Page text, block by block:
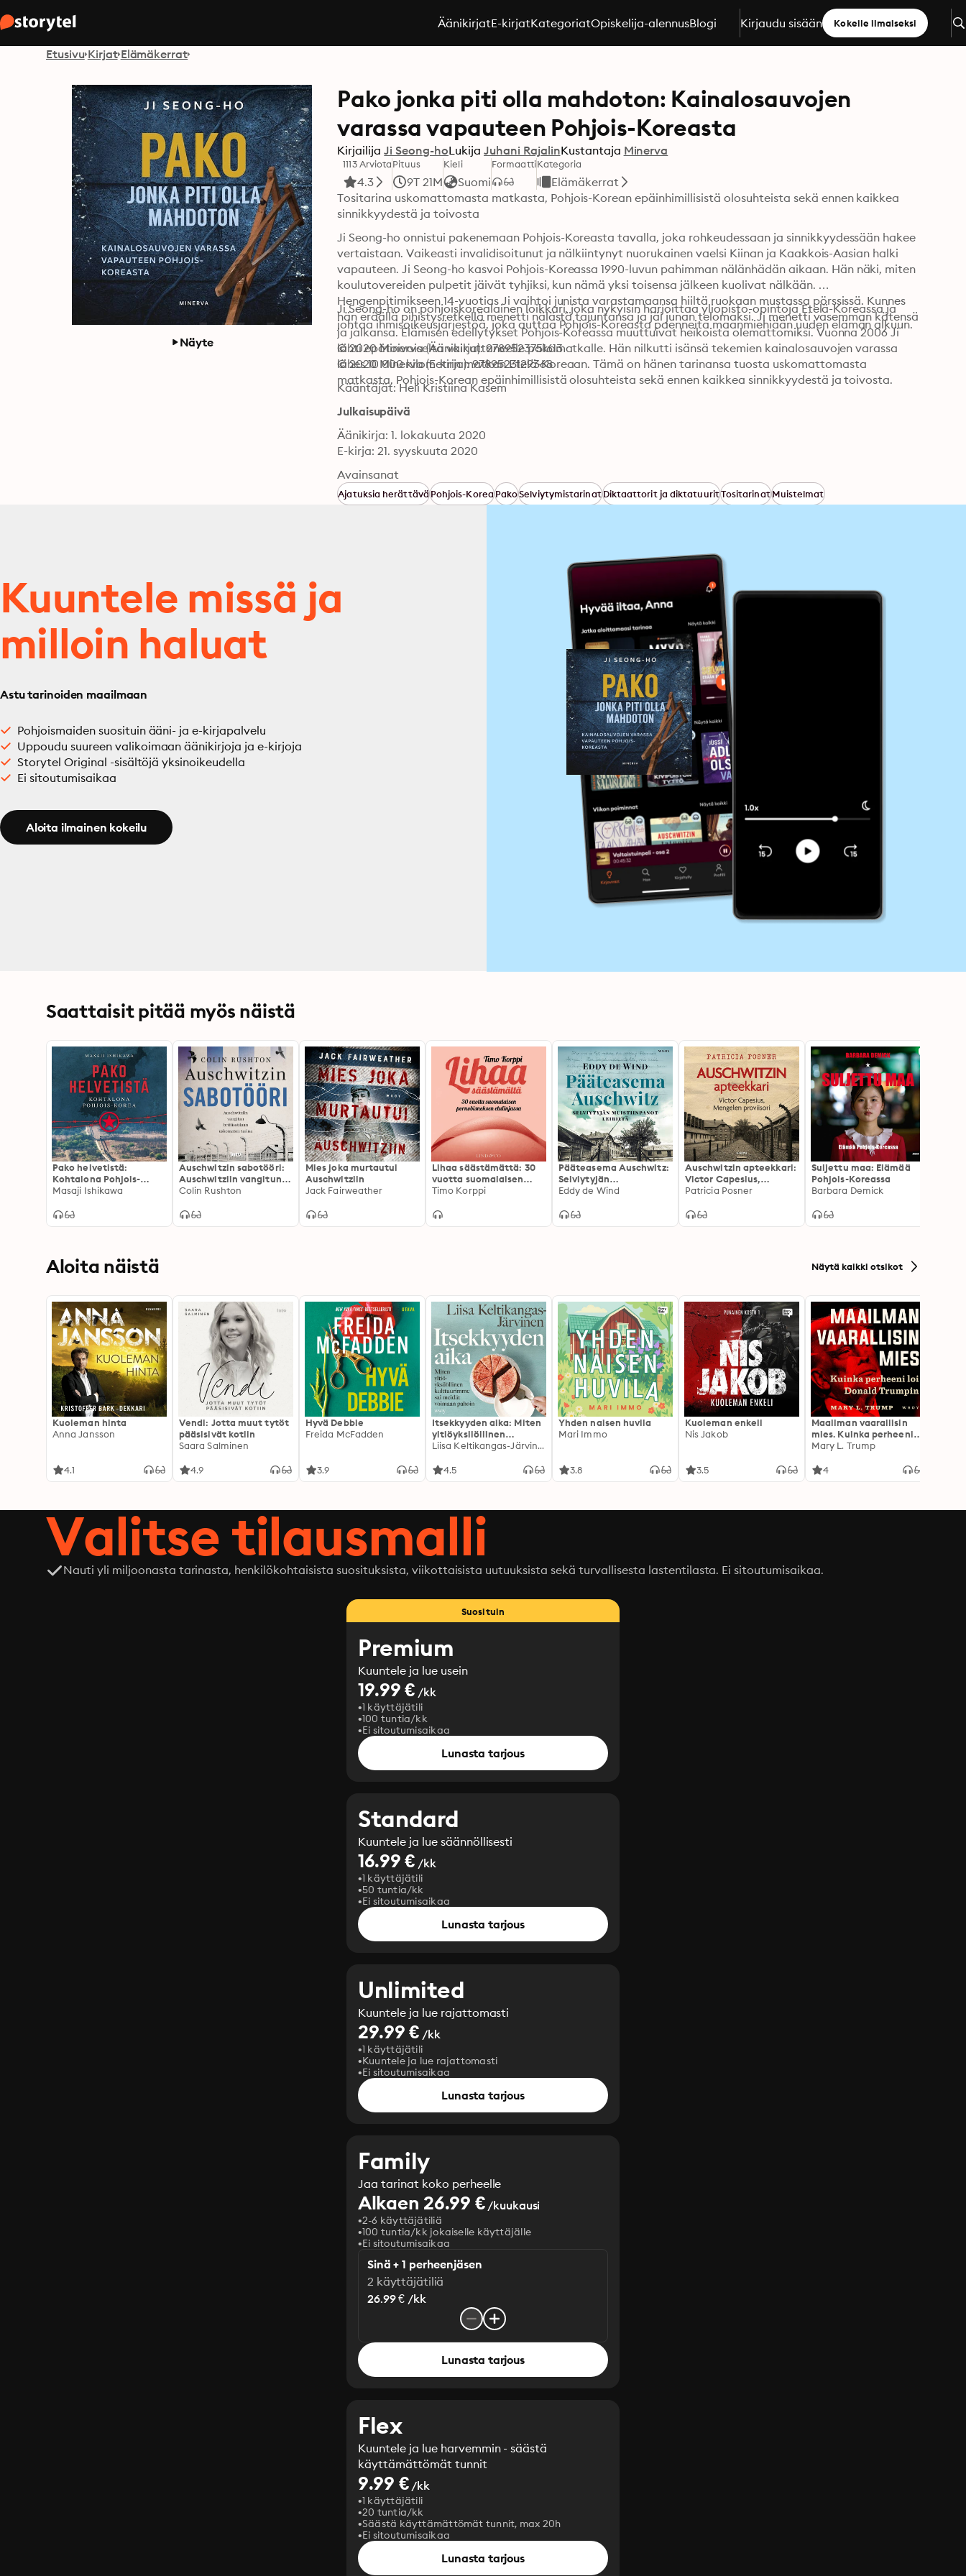
ÄänikirjatE-kirjatKategoriatOpiskelija-alennusBlogi Kirjaudu sisään Kokeile ilmaiseksi
Etusivu Kirjat Elämäkerrat
Näyte
Pako jonka piti olla mahdoton: Kainalosauvojen
varassa vapauteen Pohjois-Koreasta
Kirjailija Ji Seong-hoLukija Juhani RajalinKustantaja Minerva
1113 Arviota
4.3
Pituus
9T 21M
Kieli
Suomi
FormaattiKategoria
Elämäkerrat
Tositarina uskomattomasta matkasta, Pohjois-Korean epäinhimillisistä olosuhteista sekä ennen kaikkea
sinnikkyydestä ja toivosta
Ji Seong-ho onnistui pakenemaan Pohjois-Koreasta tavalla, joka rohkeudessaan ja sinnikkyydessään hakee
vertaistaan. Vaikeasti invalidisoitunut ja nälkiintynyt nuorukainen vaelsi Kiinan ja Kaakkois-Aasian halki
vapauteen. Ji Seong-ho kasvoi Pohjois-Koreassa 1990-luvun pahimman nälänhädän aikaan. Hän näki, miten
koulutovereiden pulpetit jäivät tyhjiksi, kun nämä yksi toisensa jälkeen kuolivat nälkään.
Hengenpitimikseen 14-vuotias Ji vaihtoi junista varastamaansa hiiltä ruokaan mustassa pörssissä. Kunnes
hän eräällä pihistysretkellä menetti nälästä tajuntansa ja jäi junan telomaksi. Ji menetti vasemman kätensä
ja jalkansa. Elämisen edellytykset Pohjois-Koreassa muuttuivat heikoista olemattomiksi. Vuonna 2006 Ji
lähti epätoivoiselta vaikuttaneelle pakomatkalle. Hän nilkutti isänsä tekemien kainalosauvojen varassa
lähes 10 000 kilometrin matkan Etelä-Koreaan. Tämä on hänen tarinansa tuosta uskomattomasta
matkasta, Pohjois-Korean epäinhimillisistä olosuhteista sekä ennen kaikkea sinnikkyydestä ja toivosta.
Ji Seong-ho on pohjoiskorealainen loikkari, joka nykyisin harjoittaa yliopisto-opintoja Etelä-Koreassa ja
johtaa ihmisoikeusjärjestöä, joka auttaa Pohjois-Koreasta paenneita maanmiehiään uuden elämän alkuun.
© 2020 Minerva (Äänikirja): 9789523751613
© 2020 Minerva (E-kirja): 9789523129368
Kääntäjät: Heli Kristiina Kasem
Julkaisupäivä
Äänikirja: 1. lokakuuta 2020
E-kirja: 21. syyskuuta 2020
Avainsanat
Ajatuksia herättäväPohjois-KoreaPakoSelviytymistarinatDiktaattorit ja diktatuuritTositarinatMuistelmat
Kuuntele missä ja
milloin haluat
Astu tarinoiden maailmaan
Pohjoismaiden suosituin ääni- ja e-kirjapalvelu
Uppoudu suureen valikoimaan äänikirjoja ja e-kirjoja
Storytel Original -sisältöjä yksinoikeudella
Ei sitoutumisaikaa
Aloita ilmainen kokeilu
Saattaisit pitää myös näistä
Pako helvetistä:
Kohtalona Pohjois-
Korea
Masaji Ishikawa
Auschwitzin sabotööri:
Auschwitziin vangitun
brittisotilaan
Colin Rushton
Mies joka murtautui
Auschwitziin
Jack Fairweather
Lihaa säästämättä: 30
vuotta suomalaisen
pornobisneksen
Timo Korppi
Pääteasema Auschwitz:
Selviytyjän
muistiinpanot leiriltä
Eddy de Wind
Auschwitzin apteekkari:
Victor Capesius,
Mengelen proviisori
Patricia Posner
Suljettu maa: Elämää
Pohjois-Koreassa
Barbara Demick
Aloita näistä Näytä kaikki otsikot
Kuoleman hinta
Anna Jansson
4.1
Vendi: Jotta muut tytöt
pääsisivät kotiin
Saara Salminen
4.9
Hyvä Debbie
Freida McFadden
3.9
Itsekkyyden aika: Miten
yltiöyksilöllinen
kulttuurimme sai
Liisa Keltikangas-Järvinen
4.5
Yhden naisen huvila
Mari Immo
3.8
Kuoleman enkeli
Nis Jakob
3.5
Maailman vaarallisin
mies. Kuinka perheeni
loi Donald Trumpin
Mary L. Trump
4
Valitse tilausmalli
Nauti yli miljoonasta tarinasta, henkilökohtaisista suosituksista, viikottaisista uutuuksista sekä turvallisesta lastentilasta. Ei sitoutumisaikaa.
Suosituin
Premium
Kuuntele ja lue usein
19.99 € /kk
1 käyttäjätili
100 tuntia/kk
Ei sitoutumisaikaa
Lunasta tarjous
Standard
Kuuntele ja lue säännöllisesti
16.99 € /kk
1 käyttäjätili
50 tuntia/kk
Ei sitoutumisaikaa
Lunasta tarjous
Unlimited
Kuuntele ja lue rajattomasti
29.99 € /kk
1 käyttäjätili
Kuuntele ja lue rajattomasti
Ei sitoutumisaikaa
Lunasta tarjous
Family
Jaa tarinat koko perheelle
Alkaen 26.99 €/kuukausi
2-6 käyttäjätiliä
100 tuntia/kk jokaiselle käyttäjälle
Ei sitoutumisaikaa
Sinä + 1 perheenjäsen
2 käyttäjätiliä
26.99 € /kk
Lunasta tarjous
Flex
Kuuntele ja lue harvemmin - säästä
käyttämättömät tunnit
9.99 €/kk
1 käyttäjätili
20 tuntia/kk
Säästä käyttämättömät tunnit, max 20h
Ei sitoutumisaikaa
Lunasta tarjous